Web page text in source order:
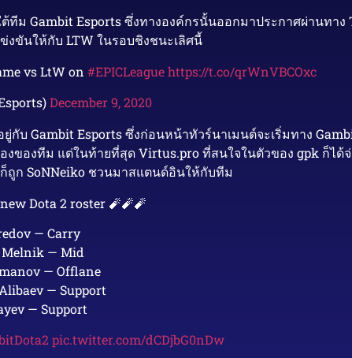
ม Gambit Esports ซึ่งทางองค์กรนั้นออกมาประกาศผ่านทา
งขันให้กับ LTW ในรอบชิงชนะเลิศนี้
vs LtW on #EPICLeague https://t.co/qrWnVBCOxc
December 9, 2020
Gambit Esports ซึ่งก่อนหน้าทัวร์นาเมนต์จะเริ่มทาง
งของทีม แต่ในท้ายที่สุด Virtus.pro ที่สนใจในตัวของ gpk ก็ได้
ถูก SoNNeiko ชวนมาสแตนด์อินให้กับทีม
Dota 2 roster 🧨🧨🧨
— Carry
Melnik — Mid
— Offlane
— Support
— Support
pic.twitter.com/dCDjbG0nDw